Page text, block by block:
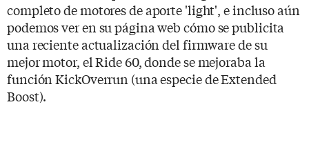
completo de motores de aporte 'light', e incluso aún
podemos ver en su página web cómo se publicita
una reciente actualización del firmware de su
mejor motor, el Ride 60, donde se mejoraba la
función KickOverrun (una especie de Extended
Boost).